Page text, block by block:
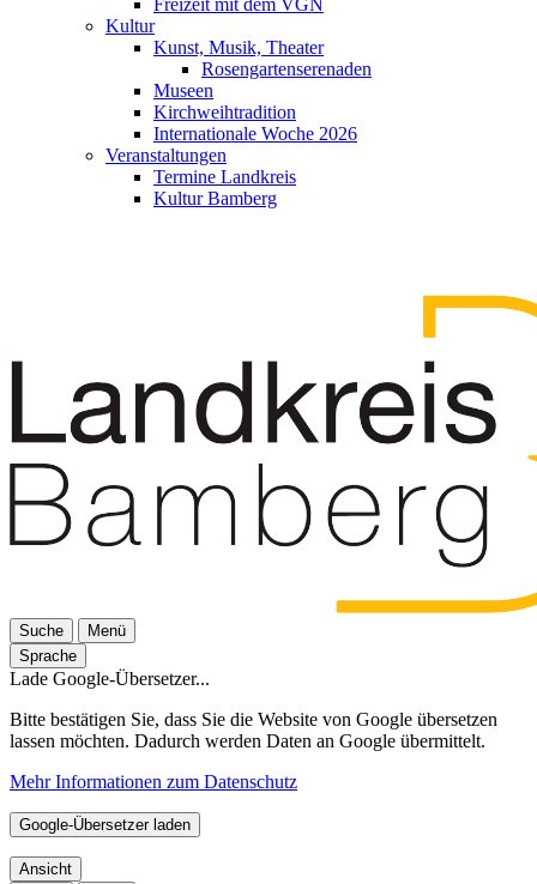
Freizeit mit dem VGN
Kultur
Kunst, Musik, Theater
Rosengartenserenaden
Museen
Kirchweihtradition
Internationale Woche 2026
Veranstaltungen
Termine Landkreis
Kultur Bamberg
Suche
Menü
Sprache
Lade Google-Übersetzer...
Bitte bestätigen Sie, dass Sie die Website von Google übersetzen
lassen möchten. Dadurch werden Daten an Google übermittelt.
Mehr Informationen zum Datenschutz
Google-Übersetzer laden
Ansicht